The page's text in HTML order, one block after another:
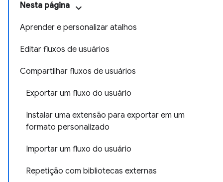
Nesta página
Aprender e personalizar atalhos
Editar fluxos de usuários
Compartilhar fluxos de usuários
Exportar um fluxo do usuário
Instalar uma extensão para exportar em um
formato personalizado
Importar um fluxo do usuário
Repetição com bibliotecas externas